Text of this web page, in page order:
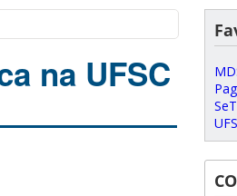
na UFSC